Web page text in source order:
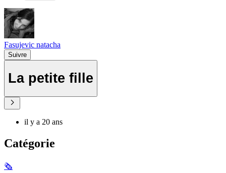
Fasujevic natacha
Suivre
La petite fille
il y a 20 ans
Catégorie
🗞